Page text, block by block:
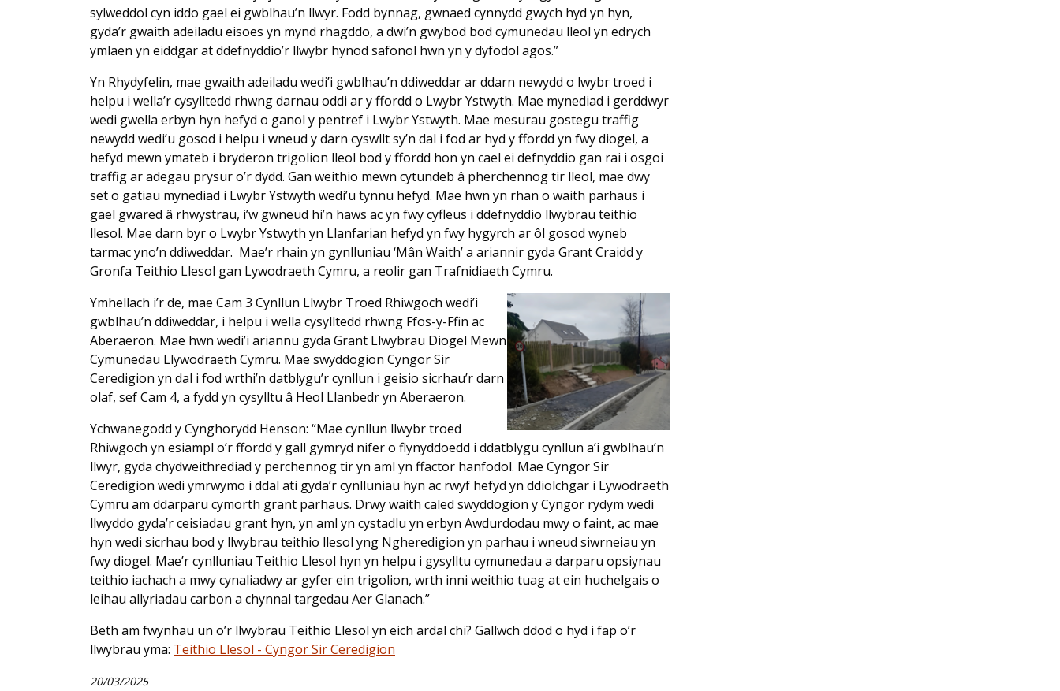
sylweddol cyn iddo gael ei gwblhau’n llwyr. Fodd bynnag, gwnaed cynnydd gwych hyd yn hyn,
gyda’r gwaith adeiladu eisoes yn mynd rhagddo, a dwi’n gwybod bod cymunedau lleol yn edrych
ymlaen yn eiddgar at ddefnyddio’r llwybr hynod safonol hwn yn y dyfodol agos.”
Yn Rhydyfelin, mae gwaith adeiladu wedi’i gwblhau’n ddiweddar ar ddarn newydd o lwybr troed i
helpu i wella’r cysylltedd rhwng darnau oddi ar y ffordd o Lwybr Ystwyth. Mae mynediad i gerddwyr
wedi gwella erbyn hyn hefyd o ganol y pentref i Lwybr Ystwyth. Mae mesurau gostegu traffig
newydd wedi’u gosod i helpu i wneud y darn cyswllt sy’n dal i fod ar hyd y ffordd yn fwy diogel, a
hefyd mewn ymateb i bryderon trigolion lleol bod y ffordd hon yn cael ei defnyddio gan rai i osgoi
traffig ar adegau prysur o’r dydd. Gan weithio mewn cytundeb â pherchennog tir lleol, mae dwy
set o gatiau mynediad i Lwybr Ystwyth wedi’u tynnu hefyd. Mae hwn yn rhan o waith parhaus i
gael gwared â rhwystrau, i’w gwneud hi’n haws ac yn fwy cyfleus i ddefnyddio llwybrau teithio
llesol. Mae darn byr o Lwybr Ystwyth yn Llanfarian hefyd yn fwy hygyrch ar ôl gosod wyneb
tarmac yno’n ddiweddar. Mae’r rhain yn gynlluniau ‘Mân Waith’ a ariannir gyda Grant Craidd y
Gronfa Teithio Llesol gan Lywodraeth Cymru, a reolir gan Trafnidiaeth Cymru.
Ymhellach i’r de, mae Cam 3 Cynllun Llwybr Troed Rhiwgoch wedi’i
gwblhau’n ddiweddar, i helpu i wella cysylltedd rhwng Ffos-y-Ffin ac
Aberaeron. Mae hwn wedi’i ariannu gyda Grant Llwybrau Diogel Mewn
Cymunedau Llywodraeth Cymru. Mae swyddogion Cyngor Sir
Ceredigion yn dal i fod wrthi’n datblygu’r cynllun i geisio sicrhau’r darn
olaf, sef Cam 4, a fydd yn cysylltu â Heol Llanbedr yn Aberaeron.
Ychwanegodd y Cynghorydd Henson: “Mae cynllun llwybr troed
Rhiwgoch yn esiampl o’r ffordd y gall gymryd nifer o flynyddoedd i ddatblygu cynllun a’i gwblhau’n
llwyr, gyda chydweithrediad y perchennog tir yn aml yn ffactor hanfodol. Mae Cyngor Sir
Ceredigion wedi ymrwymo i ddal ati gyda’r cynlluniau hyn ac rwyf hefyd yn ddiolchgar i Lywodraeth
Cymru am ddarparu cymorth grant parhaus. Drwy waith caled swyddogion y Cyngor rydym wedi
llwyddo gyda’r ceisiadau grant hyn, yn aml yn cystadlu yn erbyn Awdurdodau mwy o faint, ac mae
hyn wedi sicrhau bod y llwybrau teithio llesol yng Ngheredigion yn parhau i wneud siwrneiau yn
fwy diogel. Mae’r cynlluniau Teithio Llesol hyn yn helpu i gysylltu cymunedau a darparu opsiynau
teithio iachach a mwy cynaliadwy ar gyfer ein trigolion, wrth inni weithio tuag at ein huchelgais o
leihau allyriadau carbon a chynnal targedau Aer Glanach.”
Beth am fwynhau un o’r llwybrau Teithio Llesol yn eich ardal chi? Gallwch ddod o hyd i fap o’r
llwybrau yma: Teithio Llesol - Cyngor Sir Ceredigion
20/03/2025